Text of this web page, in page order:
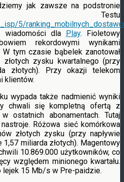
jak zawsze na podstronie
Testu
5/
wiadomości dla Play. Fioletowy
rekordowymi wynikami
tym czasie bąbelek zanotował
zysku kwartalnego (przy
złotych). Przy okazji telekom
klientów.
wypada także nadmienić wyniki
chwali się kompletną ofertą z
ostatnich abonamentach. Tutaj
Różowa sieć komórkowa
złotych zysku (przy napływie
miliarda złotych). Magentowy
10.869.000 użytkowników, co
względem minionego kwartału.
lejek 15 Mb/s w Pre-paidzie.